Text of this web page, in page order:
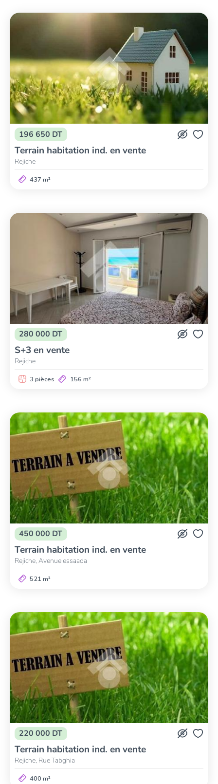
196 650 DT
Terrain habitation ind. en vente
Rejiche
437 m²
280 000 DT
S+3 en vente
Rejiche
3 pièces 156 m²
450 000 DT
Terrain habitation ind. en vente
Rejiche, Avenue essaada
521 m²
220 000 DT
Terrain habitation ind. en vente
Rejiche, Rue Tabghia
400 m²